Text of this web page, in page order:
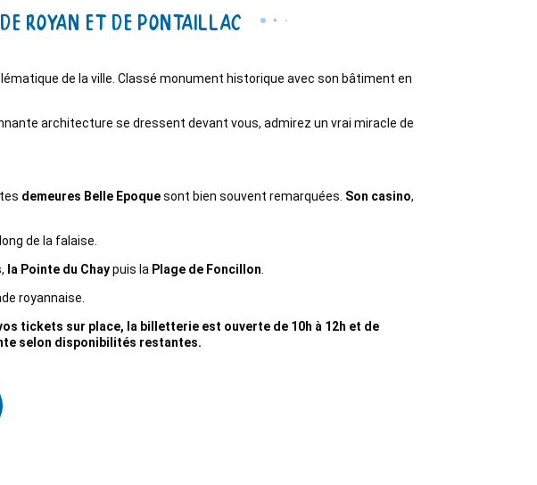
Royan et de Pontaillac
de la ville. Classé monument historique avec son bâtiment en
architecture se dressent devant vous, admirez un vrai miracle de
demeures Belle Epoquesont bien souvent remarquées. Son casino,
de la falaise.
la Pointe du Chaypuis la Plage de Foncillon.
royannaise.
tickets sur place, la billetterie est ouverte de 10h à 12h et de
selon disponibilités restantes.